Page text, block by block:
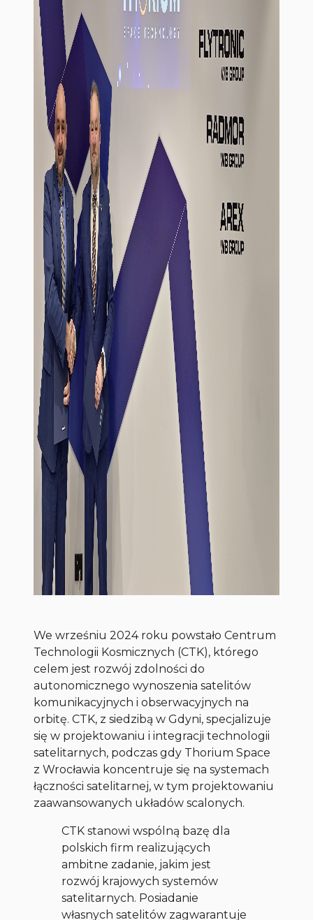
We wrześniu 2024 roku powstało Centrum
Technologii Kosmicznych (CTK), którego
celem jest rozwój zdolności do
autonomicznego wynoszenia satelitów
komunikacyjnych i obserwacyjnych na
orbitę. CTK, z siedzibą w Gdyni, specjalizuje
się w projektowaniu i integracji technologii
satelitarnych, podczas gdy Thorium Space
z Wrocławia koncentruje się na systemach
łączności satelitarnej, w tym projektowaniu
zaawansowanych układów scalonych.
CTK stanowi wspólną bazę dla
polskich firm realizujących
ambitne zadanie, jakim jest
rozwój krajowych systemów
satelitarnych. Posiadanie
własnych satelitów zagwarantuje